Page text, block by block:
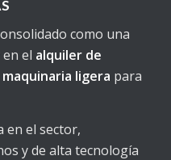
como una
el alquiler de
ligera para
en el sector,
y de alta tecnología